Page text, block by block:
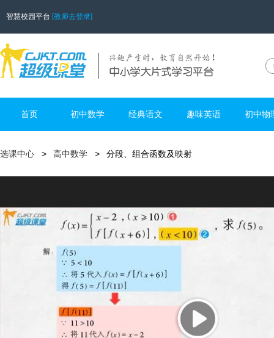
智慧校园平台 [教师去登录]
首页 初中数学 经典语文 趣味英语 初中物
选课中心 高中数学 分段、组合函数及映射